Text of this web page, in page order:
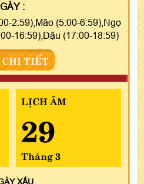
:
2:59),Mão (5:00-6:59),Ngọ
16:59),Dậu (17:00-18:59)
TIẾT
LỊCH ÂM
29
Tháng 3
XẤU